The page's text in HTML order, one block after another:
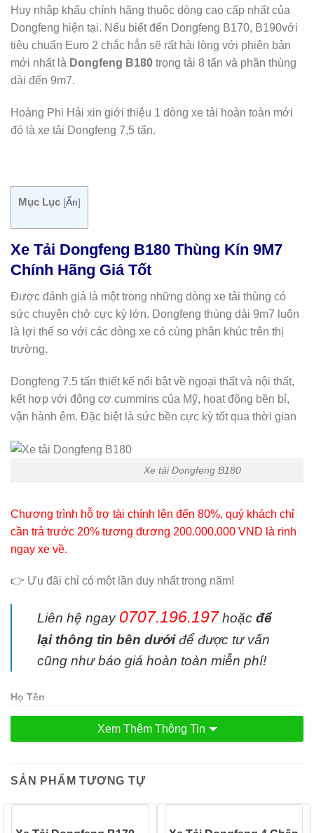
Huy nhập khẩu chính hãng thuộc dòng cao cấp nhất của
Dongfeng hiện tại. Nếu biết đến Dongfeng B170, B190với
tiêu chuẩn Euro 2 chắc hẳn sẽ rất hài lòng với phiên bản
mới nhất là Dongfeng B180 trọng tải 8 tấn và phần thùng
dài đến 9m7.
Hoàng Phi Hải xin giới thiệu 1 dòng xe tải hoàn toàn mới
đó là xe tải Dongfeng 7,5 tấn.
Mục Lục [Ẩn]
Xe Tải Dongfeng B180 Thùng Kín 9M7
Chính Hãng Giá Tốt
Được đánh giá là một trong những dòng xe tải thùng có
sức chuyên chở cực kỳ lớn. Dongfeng thùng dài 9m7 luôn
là lợi thế so với các dòng xe có cùng phân khúc trên thị
trường.
Dongfeng 7.5 tấn thiết kế nổi bật về ngoại thất và nội thất,
kết hợp với động cơ cummins của Mỹ, hoạt động bền bỉ,
vận hành êm. Đặc biệt là sức bền cực kỳ tốt qua thời gian
Xe tải Dongfeng B180
Chương trình hỗ trợ tài chính lên đến 80%, quý khách chỉ
cần trả trước 20% tương đương 200.000.000 VND là rinh
ngay xe về.
👉 Ưu đãi chỉ có một lần duy nhất trong năm!
Liên hệ ngay 0707.196.197 hoặc để
lại thông tin bên dướiđể được tư vấn
cũng như báo giá hoàn toàn miễn phí!
Họ Tên
Xem Thêm Thông Tin
SẢN PHẨM TƯƠNG TỰ